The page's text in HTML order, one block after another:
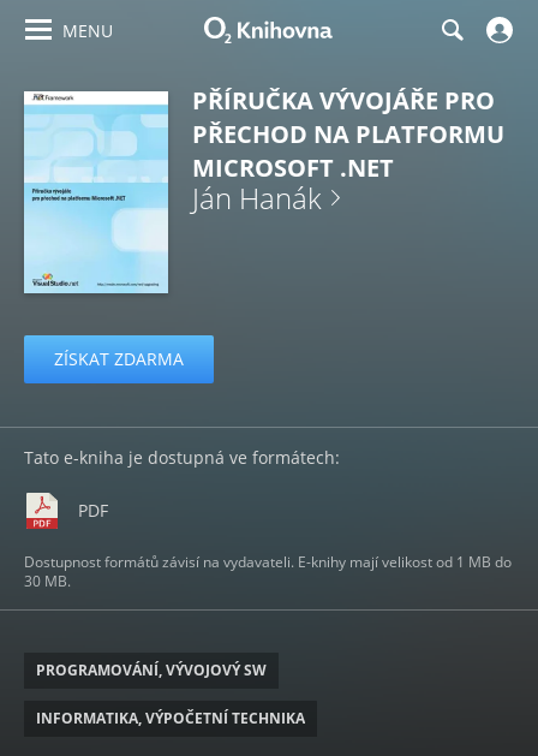
MENU
PŘÍRUČKA VÝVOJÁŘE PRO
PŘECHOD NA PLATFORMU
MICROSOFT .NET
Ján Hanák
ZÍSKAT ZDARMA
Tato e-kniha je dostupná ve formátech:
PDF
Dostupnost formátů závisí na vydavateli. E-knihy mají velikost od 1 MB do
30 MB.
PROGRAMOVÁNÍ, VÝVOJOVÝ SW
INFORMATIKA, VÝPOČETNÍ TECHNIKA